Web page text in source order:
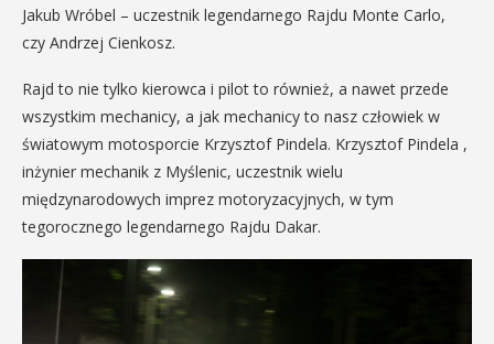
Jakub Wróbel – uczestnik legendarnego Rajdu Monte Carlo,
czy Andrzej Cienkosz.
Rajd to nie tylko kierowca i pilot to również, a nawet przede
wszystkim mechanicy, a jak mechanicy to nasz człowiek w
światowym motosporcie Krzysztof Pindela. Krzysztof Pindela ,
inżynier mechanik z Myślenic, uczestnik wielu
międzynarodowych imprez motoryzacyjnych, w tym
tegorocznego legendarnego Rajdu Dakar.